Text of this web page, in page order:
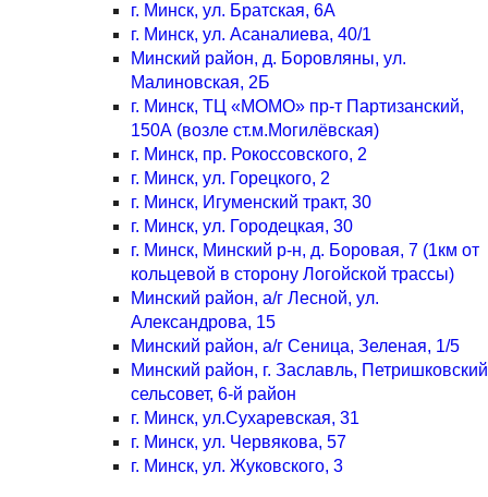
г. Минск, ул. Братская, 6А
г. Минск, ул. Асаналиева, 40/1
Минский район, д. Боровляны, ул.
Малиновская, 2Б
г. Минск, ТЦ «МОМО» пр-т Партизанский,
150А (возле ст.м.Могилёвская)
г. Минск, пр. Рокоссовского, 2
г. Минск, ул. Горецкого, 2
г. Минск, Игуменский тракт, 30
г. Минск, ул. Городецкая, 30
г. Минск, Минский р-н, д. Боровая, 7 (1км от
кольцевой в сторону Логойской трассы)
Минский район, а/г Лесной, ул.
Александрова, 15
Минский район, а/г Сеница, Зеленая, 1/5
Минский район, г. Заславль, Петришковский
сельсовет, 6-й район
г. Минск, ул.Сухаревская, 31
г. Минск, ул. Червякова, 57
г. Минск, ул. Жуковского, 3